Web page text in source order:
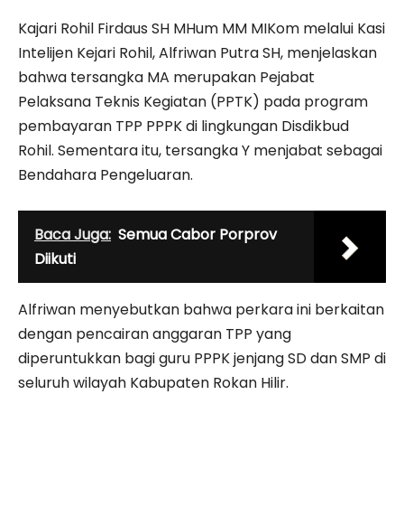
Kajari Rohil Firdaus SH MHum MM MIKom melalui Kasi
Intelijen Kejari Rohil, Alfriwan Putra SH, menjelaskan
bahwa tersangka MA merupakan Pejabat
Pelaksana Teknis Kegiatan (PPTK) pada program
pembayaran TPP PPPK di lingkungan Disdikbud
Rohil. Sementara itu, tersangka Y menjabat sebagai
Bendahara Pengeluaran.
Baca Juga: Semua Cabor Porprov
Diikuti
Alfriwan menyebutkan bahwa perkara ini berkaitan
dengan pencairan anggaran TPP yang
diperuntukkan bagi guru PPPK jenjang SD dan SMP di
seluruh wilayah Kabupaten Rokan Hilir.